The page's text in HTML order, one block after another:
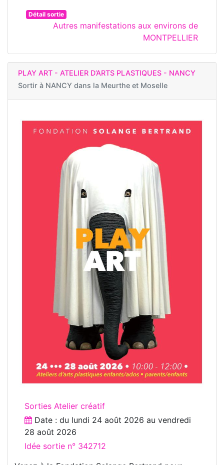
Détail sortie
Autres manifestations aux environs de
MONTPELLIER
PLAY ART - ATELIER D’ARTS PLASTIQUES - NANCY
Sortir à NANCY dans la Meurthe et Moselle
Sorties Atelier créatif
Date : du lundi 24 août 2026 au vendredi
28 août 2026
Idée sortie n° 342712